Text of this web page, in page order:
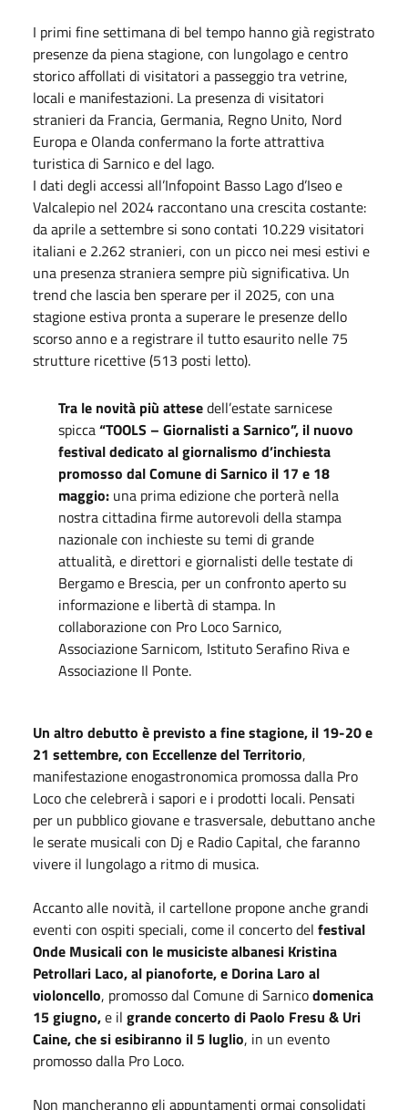
I primi fine settimana di bel tempo hanno già registrato
presenze da piena stagione, con lungolago e centro
storico affollati di visitatori a passeggio tra vetrine,
locali e manifestazioni. La presenza di visitatori
stranieri da Francia, Germania, Regno Unito, Nord
Europa e Olanda confermano la forte attrattiva
turistica di Sarnico e del lago.
I dati degli accessi all’Infopoint Basso Lago d’Iseo e
Valcalepio nel 2024 raccontano una crescita costante:
da aprile a settembre si sono contati 10.229 visitatori
italiani e 2.262 stranieri, con un picco nei mesi estivi e
una presenza straniera sempre più significativa. Un
trend che lascia ben sperare per il 2025, con una
stagione estiva pronta a superare le presenze dello
scorso anno e a registrare il tutto esaurito nelle 75
strutture ricettive (513 posti letto).
Tra le novità più attesedell’estate sarnicese
spicca“TOOLS – Giornalisti a Sarnico”, il nuovo
festival dedicato al giornalismo d’inchiesta
promosso dal Comune di Sarnico il 17 e 18
maggio: una prima edizione che porterà nella
nostra cittadina firme autorevoli della stampa
nazionale con inchieste su temi di grande
attualità, e direttori e giornalisti delle testate di
Bergamo e Brescia, per un confronto aperto su
informazione e libertà di stampa. In
collaborazione con Pro Loco Sarnico,
Associazione Sarnicom, Istituto Serafino Riva e
Associazione Il Ponte.
Un altro debutto è previsto a fine stagione, il 19-20 e
21 settembre, con Eccellenze del Territorio,
manifestazione enogastronomica promossa dalla Pro
Loco che celebrerà i sapori e i prodotti locali. Pensati
per un pubblico giovane e trasversale, debuttano anche
le serate musicali con Dj e Radio Capital, che faranno
vivere il lungolago a ritmo di musica.
Accanto alle novità, il cartellone propone anche grandi
eventi con ospiti speciali, come il concerto del festival
Onde Musicali con le musiciste albanesi Kristina
Petrollari Laco, al pianoforte, e Dorina Laro al
violoncello, promosso dal Comune di Sarnicodomenica
15 giugno,e il grande concerto di Paolo Fresu & Uri
Caine, che si esibiranno il 5 luglio, in un evento
promosso dalla Pro Loco.
Non mancheranno gli appuntamenti ormai consolidati